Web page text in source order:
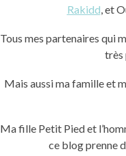
Rakidd, et
Tous mes partenaires qui
très
Mais aussi ma famille et
Ma fille Petit Pied et
ce blog prenne